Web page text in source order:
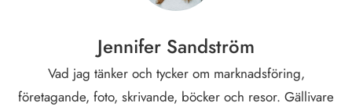
Jennifer Sandström
Vad jag tänker och tycker om marknadsföring,
företagande, foto, skrivande, böcker och resor. Gällivare